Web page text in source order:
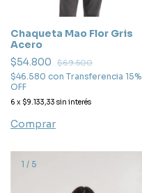
Chaqueta Mao Flor Gris
Acero
$54.800
$69.500
$46.580 con Transferencia 15%
OFF
6 x $9.133,33 sin interés
Comprar
1 / 5